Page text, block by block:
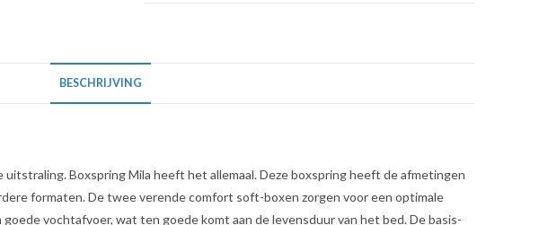
BESCHRIJVING
Boxspring Mila heeft het allemaal. Deze boxspring heeft de afmetingen
formaten. De twee verende comfort soft-boxen zorgen voor een optimale
vochtafvoer, wat ten goede komt aan de levensduur van het bed. De basis-